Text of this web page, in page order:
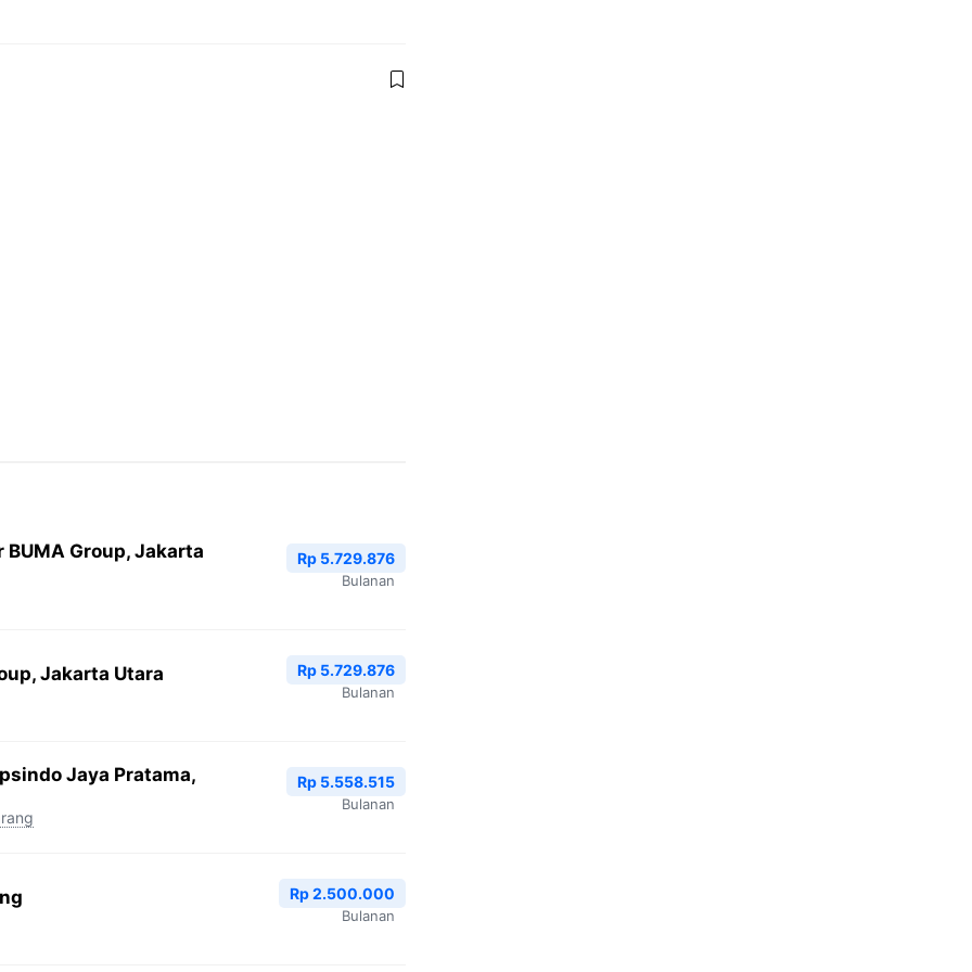
Group, Jakarta
Rp 5.729.876
Bulanan
Jakarta Utara Rp 5.729.876
Bulanan
Jaya Pratama,
Rp 5.558.515
Bulanan
Rp 2.500.000
Bulanan